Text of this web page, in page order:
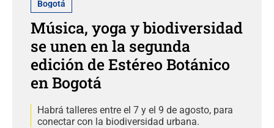
Bogotá
Música, yoga y biodiversidad
se unen en la segunda
edición de Estéreo Botánico
en Bogotá
Habrá talleres entre el 7 y el 9 de agosto, para
conectar con la biodiversidad urbana.